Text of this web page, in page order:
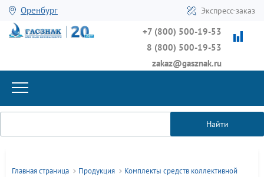
Оренбург Экспресс-заказ
+7 (800) 500-19-53
8 (800) 500-19-53
zakaz@gasznak.ru
Найти
Главная страница Продукция
Комплекты средств коллективной